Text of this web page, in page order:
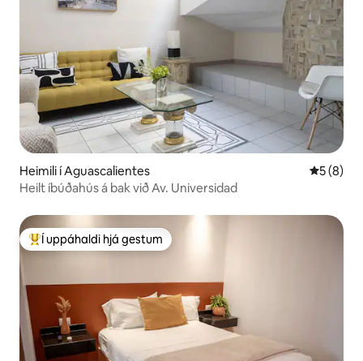
Heimili í Aguascalientes 5 af 5 í
5 (8)
Heilt íbúðahús á bak við Av. Universidad
Í mestu uppáhaldi hjá gestum
Í uppáhaldi hjá gestum